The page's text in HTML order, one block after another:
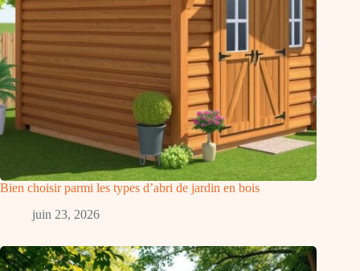
Bien choisir parmi les types d’abri de jardin en bois
juin 23, 2026